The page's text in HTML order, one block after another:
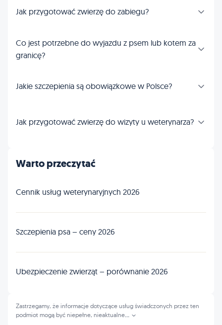
Jak przygotować zwierzę do zabiegu?
Co jest potrzebne do wyjazdu z psem lub kotem za
granicę?
Jakie szczepienia są obowiązkowe w Polsce?
Jak przygotować zwierzę do wizyty u weterynarza?
Warto przeczytać
Cennik usług weterynaryjnych 2026
Szczepienia psa – ceny 2026
Ubezpieczenie zwierząt – porównanie 2026
Zastrzegamy, że informacje dotyczące usług świadczonych przez ten
podmiot mogą być niepełne, nieaktualne